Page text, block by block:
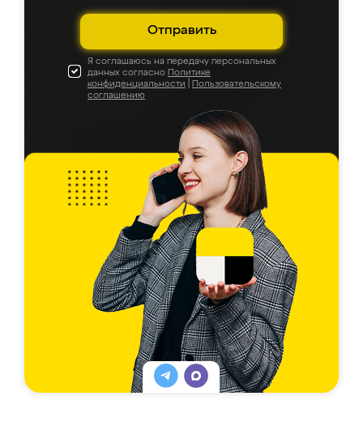
Отправить
Я соглашаюсь на передачу персональных
данных согласно Политике
конфиденциальности
Пользовательскому
соглашению